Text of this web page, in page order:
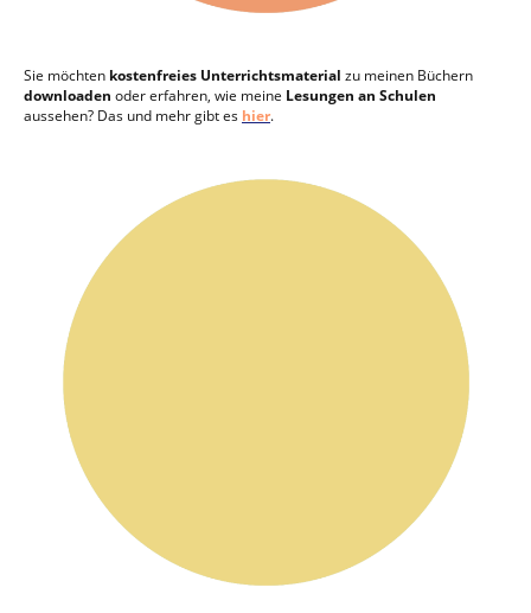
Sie möchten kostenfreies Unterrichtsmaterial zu meinen Büchern
downloaden oder erfahren, wie meine Lesungen an Schulen
aussehen? Das und mehr gibt es hier.